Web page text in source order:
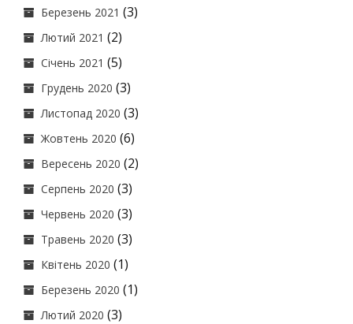
Березень 2021 (3)
Лютий 2021 (2)
Січень 2021 (5)
Грудень 2020 (3)
Листопад 2020 (3)
Жовтень 2020 (6)
Вересень 2020 (2)
Серпень 2020 (3)
Червень 2020 (3)
Травень 2020 (3)
Квітень 2020 (1)
Березень 2020 (1)
Лютий 2020 (3)